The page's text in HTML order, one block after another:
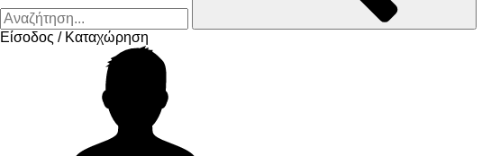
Είσοδος / Καταχώρηση